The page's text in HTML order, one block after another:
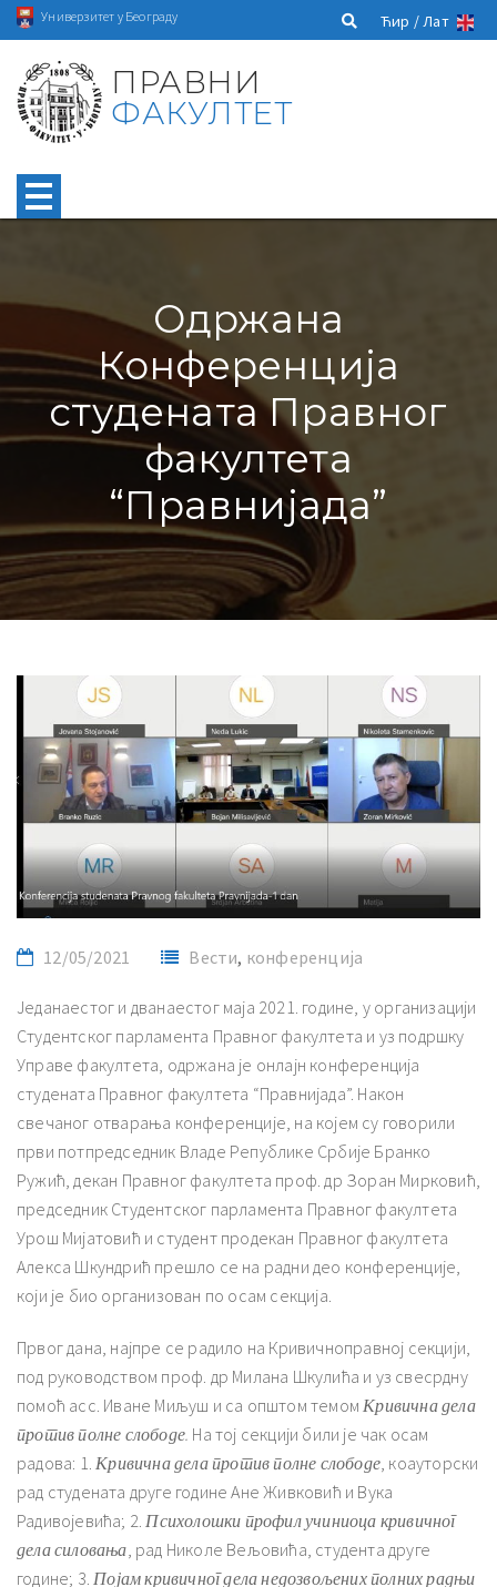
Универзитет у Београду Ћир /Лат
ПРАВНИ
ФАКУЛТЕТ
Одржана
Конференција
студената Правног
факултета
“Правнијада”
12/05/2021 Вести, конференција
Једанаестог и дванаестог маја 2021. године, у организацији
Студентског парламента Правног факултета и уз подршку
Управе факултета, одржана је онлајн конференција
студената Правног факултета “Правнијада”. Након
свечаног отварања конференције, на којем су говорили
први потпредседник Владе Републике Србије Бранко
Ружић, декан Правног факултета проф. др Зоран Мирковић,
председник Студентског парламента Правног факултета
Урош Мијатовић и студент продекан Правног факултета
Алекса Шкундрић прешло се на радни део конференције,
који је био организован по осам секција.
Првог дана, најпре се радило на Кривичноправној секцији,
под руководством проф. др Милана Шкулића и уз свесрдну
помоћ асс. Иване Миљуш и са општом темомКривична дела
против полне слободе. На тој секцији били је чак осам
радова: 1.Кривична дела против полне слободе, коауторски
рад студената друге године Ане Живковић и Вука
Радивојевића; 2.Психолошки профил учиниоца кривичног
дела силовања, рад Николе Вељовића, студента друге
године; 3.Појам кривичног дела недозвољених полних радњи